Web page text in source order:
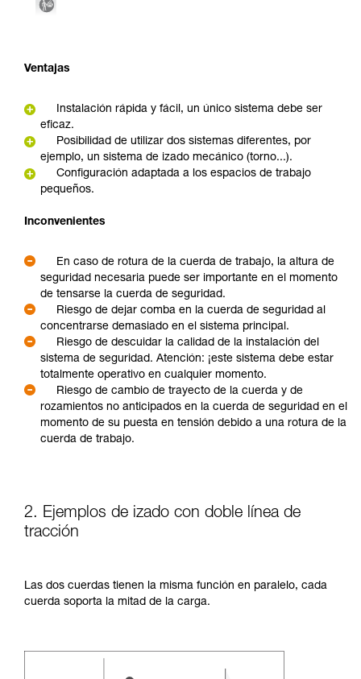
Ventajas
Instalación rápida y fácil, un único sistema debe ser
eficaz.
Posibilidad de utilizar dos sistemas diferentes, por
ejemplo, un sistema de izado mecánico (torno...).
Configuración adaptada a los espacios de trabajo
pequeños.
Inconvenientes
En caso de rotura de la cuerda de trabajo, la altura de
seguridad necesaria puede ser importante en el momento
de tensarse la cuerda de seguridad.
Riesgo de dejar comba en la cuerda de seguridad al
concentrarse demasiado en el sistema principal.
Riesgo de descuidar la calidad de la instalación del
sistema de seguridad. Atención: ¡este sistema debe estar
totalmente operativo en cualquier momento.
Riesgo de cambio de trayecto de la cuerda y de
rozamientos no anticipados en la cuerda de seguridad en el
momento de su puesta en tensión debido a una rotura de la
cuerda de trabajo.
2. Ejemplos de izado con doble línea de
tracción
Las dos cuerdas tienen la misma función en paralelo, cada
cuerda soporta la mitad de la carga.